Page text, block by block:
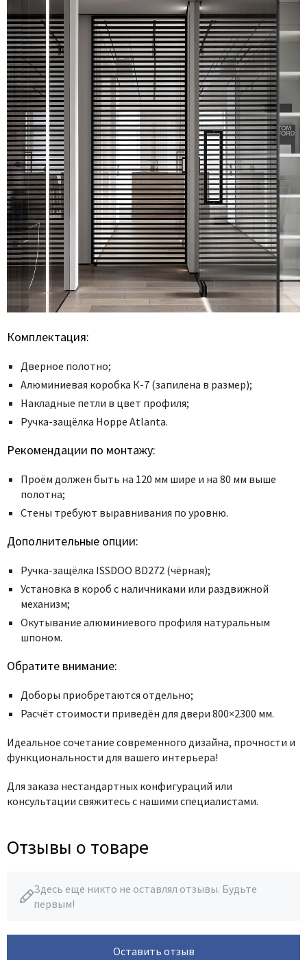
Комплектация:
Дверное полотно;
Алюминиевая коробка К-7 (запилена в размер);
Накладные петли в цвет профиля;
Ручка-защёлка Hoppe Atlanta.
Рекомендации по монтажу:
Проём должен быть на 120 мм шире и на 80 мм выше
полотна;
Стены требуют выравнивания по уровню.
Дополнительные опции:
Ручка-защёлка ISSDOO BD272 (чёрная);
Установка в короб с наличниками или раздвижной
механизм;
Окутывание алюминиевого профиля натуральным
шпоном.
Обратите внимание:
Доборы приобретаются отдельно;
Расчёт стоимости приведён для двери 800×2300 мм.
Идеальное сочетание современного дизайна, прочности и
функциональности для вашего интерьера!
Для заказа нестандартных конфигураций или
консультации свяжитесь с нашими специалистами.
Отзывы о товаре
Здесь еще никто не оставлял отзывы. Будьте
первым!
Оставить отзыв